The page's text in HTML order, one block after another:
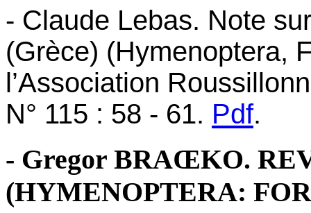
- Claude Lebas. Note
(Grèce) (Hymenoptera,
l’Association
N° 115 : 58 - 61. Pdf.
- Gregor BRAŒKO.
(HYMENOPTERA: